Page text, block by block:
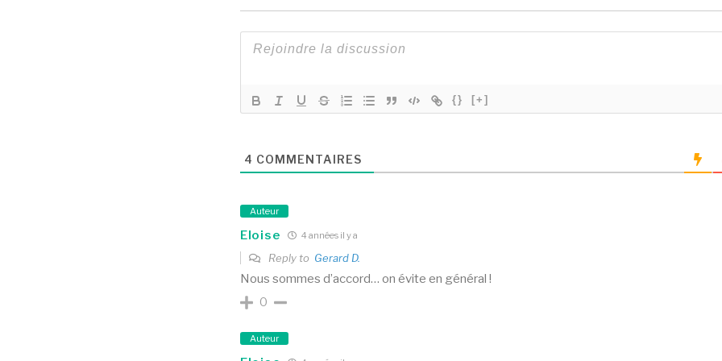
{} [+]
4 COMMENTAIRES
Auteur
Eloise 4 années il y a
Reply to Gerard D.
Nous sommes d’accord… on évite en général !
0
Auteur